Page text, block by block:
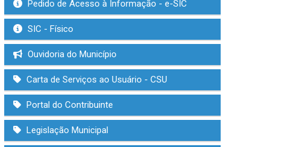
Pedido de Acesso à Informação - e-SIC
SIC - Físico
Ouvidoria do Município
Carta de Serviços ao Usuário - CSU
Portal do Contribuinte
Legislação Municipal